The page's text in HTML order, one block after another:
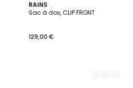
RAINS
Sac à dos, CLIP FRONT
129,00 €
2
Couleurs